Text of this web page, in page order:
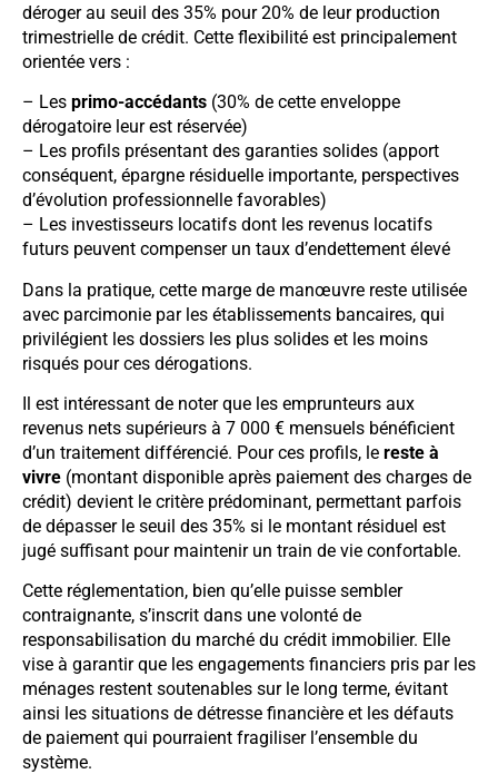
déroger au seuil des 35% pour 20% de leur production
trimestrielle de crédit. Cette flexibilité est principalement
orientée vers :
– Les primo-accédants (30% de cette enveloppe
dérogatoire leur est réservée)
– Les profils présentant des garanties solides (apport
conséquent, épargne résiduelle importante, perspectives
d’évolution professionnelle favorables)
– Les investisseurs locatifs dont les revenus locatifs
futurs peuvent compenser un taux d’endettement élevé
Dans la pratique, cette marge de manœuvre reste utilisée
avec parcimonie par les établissements bancaires, qui
privilégient les dossiers les plus solides et les moins
risqués pour ces dérogations.
Il est intéressant de noter que les emprunteurs aux
revenus nets supérieurs à 7 000 € mensuels bénéficient
d’un traitement différencié. Pour ces profils, le reste à
vivre (montant disponible après paiement des charges de
crédit) devient le critère prédominant, permettant parfois
de dépasser le seuil des 35% si le montant résiduel est
jugé suffisant pour maintenir un train de vie confortable.
Cette réglementation, bien qu’elle puisse sembler
contraignante, s’inscrit dans une volonté de
responsabilisation du marché du crédit immobilier. Elle
vise à garantir que les engagements financiers pris par les
ménages restent soutenables sur le long terme, évitant
ainsi les situations de détresse financière et les défauts
de paiement qui pourraient fragiliser l’ensemble du
système.